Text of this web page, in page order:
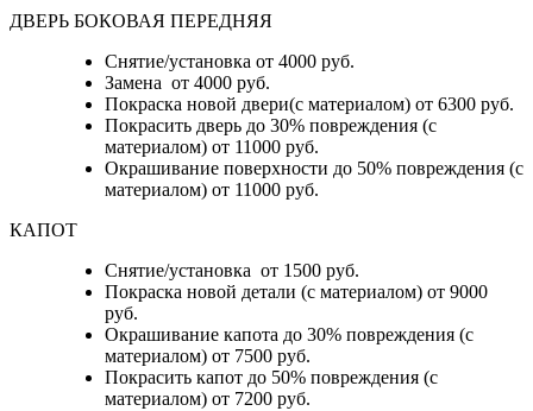
ДВЕРЬ БОКОВАЯ ПЕРЕДНЯЯ
Снятие/установка от 4000 руб.
Замена от 4000 руб.
Покраска новой двери(с материалом) от 6300 руб.
Покрасить дверь до 30% повреждения (с
материалом) от 11000 руб.
Окрашивание поверхности до 50% повреждения (с
материалом) от 11000 руб.
КАПОТ
Снятие/установка от 1500 руб.
Покраска новой детали (с материалом) от 9000
руб.
Окрашивание капота до 30% повреждения (с
материалом) от 7500 руб.
Покрасить капот до 50% повреждения (с
материалом) от 7200 руб.